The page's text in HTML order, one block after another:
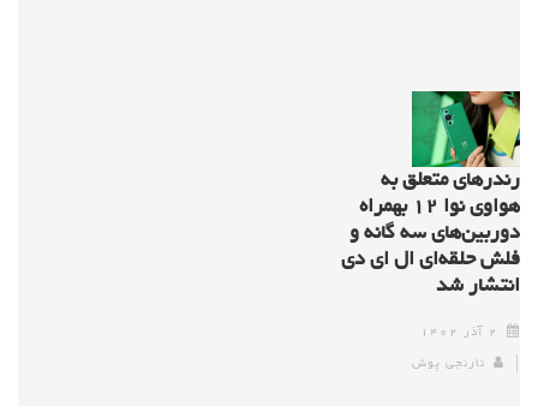
رندرهای متعلق به
هواوی نوا ۱۲ بهمراه
دوربین‌های سه گانه و
فلش حلقه‌ای ال ای دی
انتشار شد
۲ آذر ۱۴۰۲
نارنجی پوش